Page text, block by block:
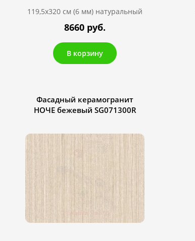
119,5х320 см (6 мм) натуральный
8660 руб.
В корзину
Фасадный керамогранит
НОЧЕ бежевый SG071300R